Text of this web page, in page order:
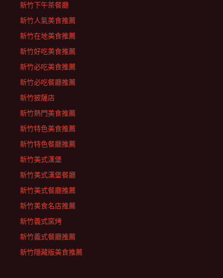
新竹下午茶餐廳
新竹人氣美食推薦
新竹在地美食推薦
新竹好吃美食推薦
新竹必吃美食推薦
新竹必吃餐廳推薦
新竹披薩店
新竹熱門美食推薦
新竹特色美食推薦
新竹特色餐廳推薦
新竹美式漢堡
新竹美式漢堡餐廳
新竹美式餐廳推薦
新竹美食名店推薦
新竹義式窯烤
新竹義式餐廳推薦
新竹隱藏版美食推薦